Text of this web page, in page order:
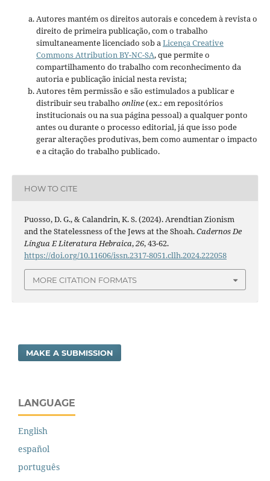
Autores mantém os direitos autorais e concedem à revista o
direito de primeira publicação, com o trabalho
simultaneamente licenciado sob aLicença Creative
Commons Attribution BY-NC-SA, que permite o
compartilhamento do trabalho com reconhecimento da
autoria e publicação inicial nesta revista;
Autores têm permissão e são estimulados a publicar e
distribuir seu trabalho online(ex.: em repositórios
institucionais ou na sua página pessoal) a qualquer ponto
antes ou durante o processo editorial, já que isso pode
gerar alterações produtivas, bem como aumentar o impacto
e a citação do trabalho publicado.
HOW TO CITE
Puosso, D. G., & Calandrin, K. S. (2024). Arendtian Zionism
and the Statelessness of the Jews at the Shoah.Cadernos De
Língua E Literatura Hebraica,26, 43-62.
https://doi.org/10.11606/issn.2317-8051.cllh.2024.222058
MORE CITATION FORMATS
MAKE A SUBMISSION
LANGUAGE
English
español
português